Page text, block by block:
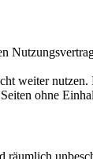
weiter
ohne